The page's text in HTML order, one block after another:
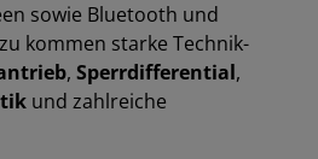
sowie Bluetooth und
kommen starke Technik-
, Sperrdifferential,
und zahlreiche